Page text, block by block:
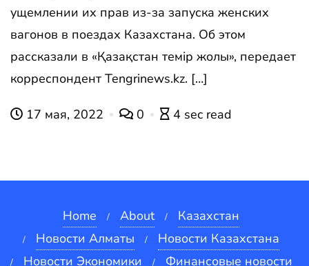
ущемлении их прав из-за запуска женских
вагонов в поездах Казахстана. Об этом
рассказали в «Қазақстан темір жолы», передает
корреспондент Tengrinews.kz. […]
17 мая, 2022 0 4 sec read
Home About
Казахстан
Новости Алматы
Новости Казахстана
Новости Экономики
Финансовые новости